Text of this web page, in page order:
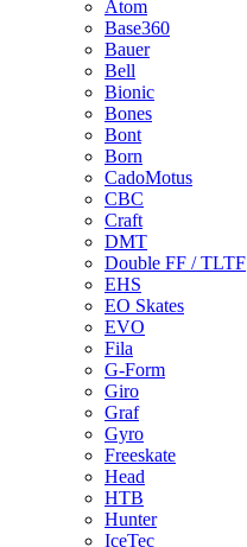
Atom
Base360
Bauer
Bell
Bionic
Bones
Bont
Born
CadoMotus
CBC
Craft
DMT
Double FF / TLTF
EHS
EO Skates
EVO
Fila
G-Form
Giro
Graf
Gyro
Freeskate
Head
HTB
Hunter
IceTec